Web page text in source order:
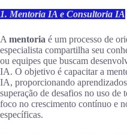
1. Mentoria IA e Consultoria IA
A mentoria é um processo de
especialista compartilha seu
ou equipes que buscam
IA. O objetivo é capacitar a
IA, proporcionando
superação de desafios no uso de
foco no crescimento contínuo e
específicas.